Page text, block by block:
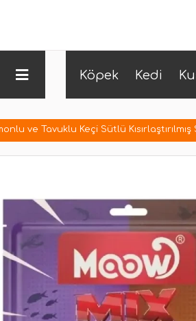
Köpek Kedi
ve Tavuklu Keçi Sütlü Kısırlaştırılmış